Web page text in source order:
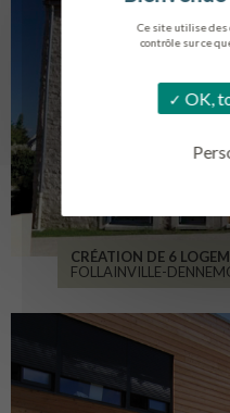
Ce site utilise des
contrôle sur ce
OK,
CRÉATION DE 6
FOLLAINVILLE-